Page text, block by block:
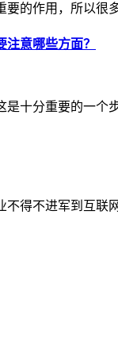
要的作用，所以很
意哪些方面？
是十分重要的一个
不得不进军到互联